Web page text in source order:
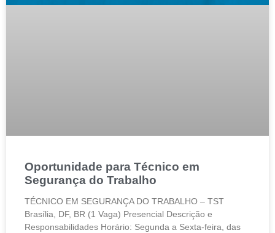
Oportunidade para Técnico em
Segurança do Trabalho
TÉCNICO EM SEGURANÇA DO TRABALHO – TST
Brasília, DF, BR (1 Vaga) Presencial Descrição e
Responsabilidades Horário: Segunda a Sexta-feira, das